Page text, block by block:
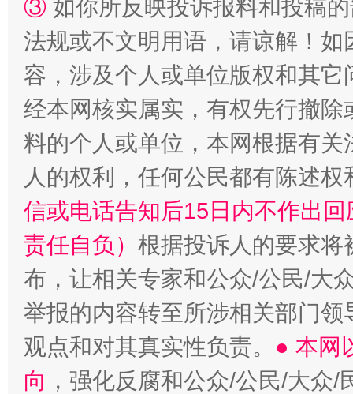
“蜀中异人”王建安的艺术幻境
③ 如你所反映投诉报料和投稿
法规或不文明用语，请谅解！
容，涉及个人或单位版权和其它
经本网核实属实，有权先行撤
料的个人或单位，本网根据有
人的权利，任何公民都有陈述
信或电话告知后15日内不作出
责任自负） 根据投诉人的要求将
布，让相关专家和公众/公民/大
举报的内容转至所涉相关部门
观点和对其真实性负责。 ● 本网
向 ，强化反腐和公众/公民/大众